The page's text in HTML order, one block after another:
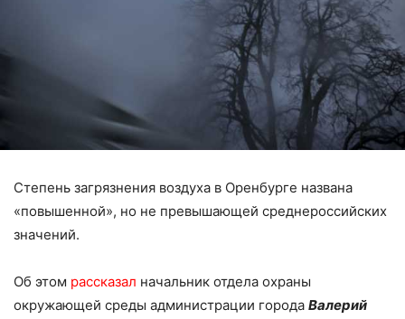
Степень загрязнения воздуха в Оренбурге названа
«повышенной», но не превышающей среднероссийских
значений.
Об этом рассказал начальник отдела охраны
окружающей среды администрации города Валерий